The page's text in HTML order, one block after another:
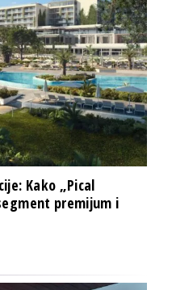
Kako „Pical
premijum i